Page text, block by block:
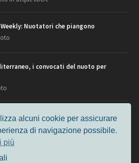
Nuotatori che piangono
i convocati del nuoto per
Parigi 2026: fra veterani e giovani, chi
alcuni cookie per assicurare
di navigazione possibile.
più